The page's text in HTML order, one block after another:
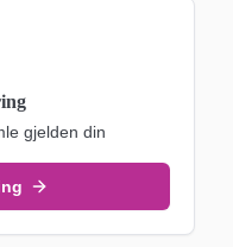
gjelden din